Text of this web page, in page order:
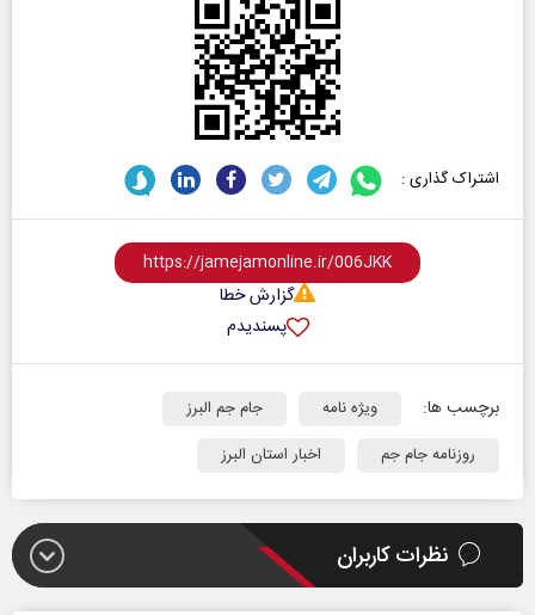
اشتراک گذاری :
گزارش خطا
پسندیدم
برچسب ها: ویژه نامه
جام جم البرز
روزنامه جام جم
اخبار استان البرز
نظرات کاربران